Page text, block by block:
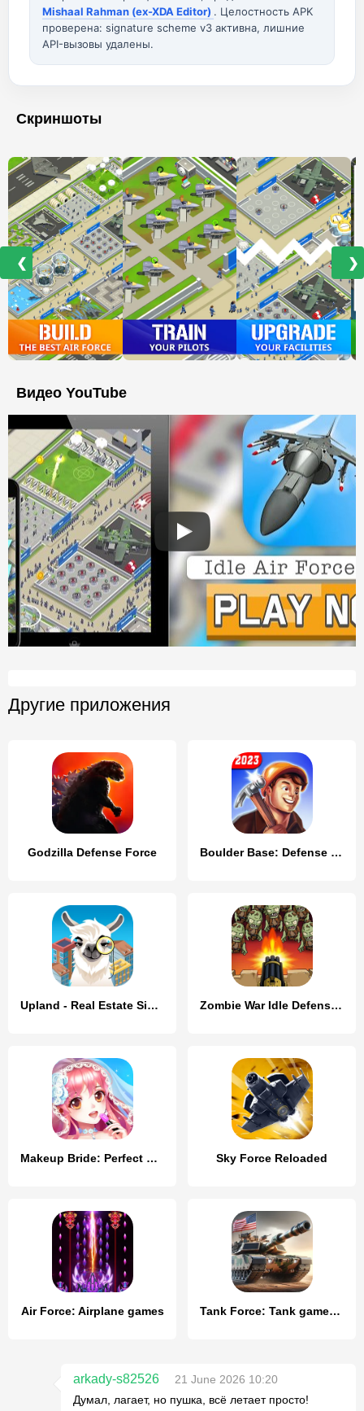
Mishaal Rahman (ex-XDA Editor) . Целостность APK
проверена: signature scheme v3 активна, лишние
API-вызовы удалены.
Скриншоты
❮ ❯
Видео YouTube
Другие приложения
Godzilla Defense Force Boulder Base: Defense Strategy
Upland - Real Estate Simulator Zombie War Idle Defense Game
Makeup Bride: Perfect Wedding Sky Force Reloaded
Air Force: Airplane games Tank Force: Tank games blitz
arkady-s82526
21 June 2026 10:20
Думал, лагает, но пушка, всё летает просто!